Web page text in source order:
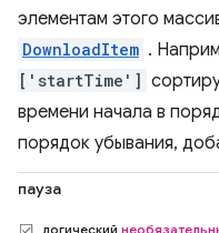
элементам этого
DownloadItem .
['startTime']
времени начала в
порядок убывания,
пауза
логический